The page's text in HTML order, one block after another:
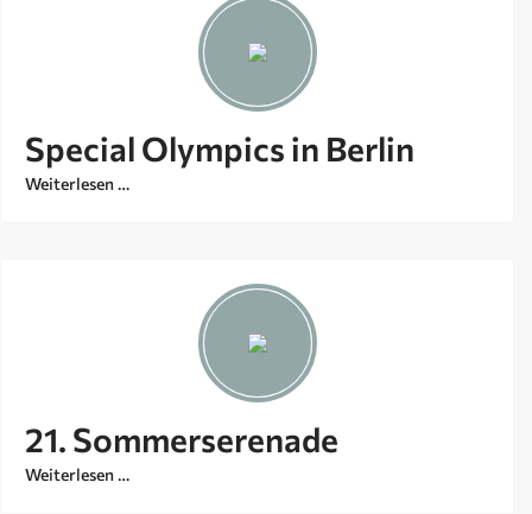
Special Olympics in Berlin
Weiterlesen …
21. Sommerserenade
Weiterlesen …